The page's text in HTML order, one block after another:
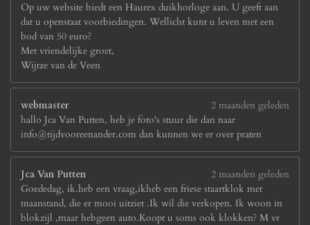
Op uw website biedt een Haurex duikhorloge aan. U geeft aan
dat u openstaat voorbiedingen. Wellicht kunt u leven met een
bod van 50 euro?
Met vriendelijke groet,
Wijtze van de Veen
webmaster
2 maanden geleden
hallo Jca Van Putten, heb je foto's stuur die dan naar
info@tijdvooreenander.com dan kunnen we er over praten
Jca Van Putten
2 maanden geleden
Goededag, ik.heb een vraag,ikheb een friese staartklok met
maanstand, die er mooi uitziet .Ik wil die verkopen. Ik woon in
blokzijl ,maar hebgeen auto.Koopt u soms ook klokken? M vr